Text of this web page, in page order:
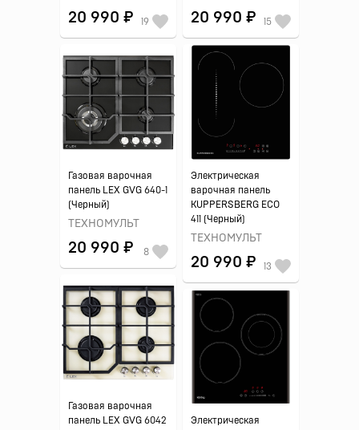
20 990 ₽ 19 20 990 ₽ 15
Газовая варочная
панель LEX GVG 640-1
(Черный)
ТЕХНОМУЛЬТ
20 990 ₽ 8
Электрическая
варочная панель
KUPPERSBERG ECO
411 (Черный)
ТЕХНОМУЛЬТ
20 990 ₽ 13
Газовая варочная
панель LEX GVG 6042
Электрическая